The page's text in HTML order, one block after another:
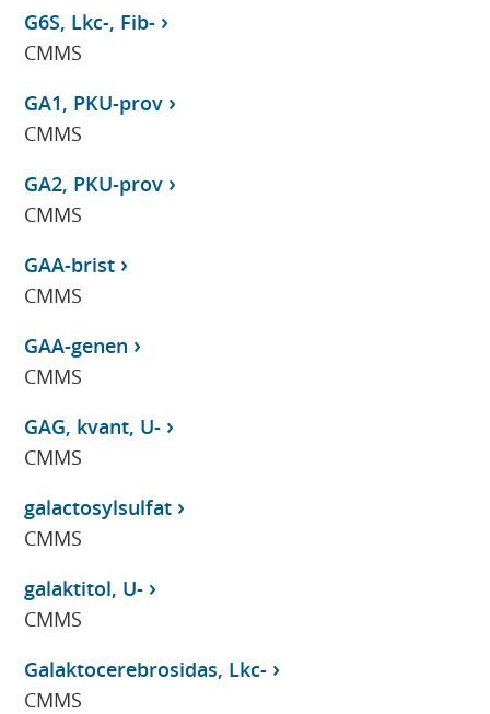
G6S, Lkc-, Fib-
CMMS
GA1, PKU-prov
CMMS
GA2, PKU-prov
CMMS
GAA-brist
CMMS
GAA-genen
CMMS
GAG, kvant, U-
CMMS
galactosylsulfat
CMMS
galaktitol, U-
CMMS
Galaktocerebrosidas, Lkc-
CMMS